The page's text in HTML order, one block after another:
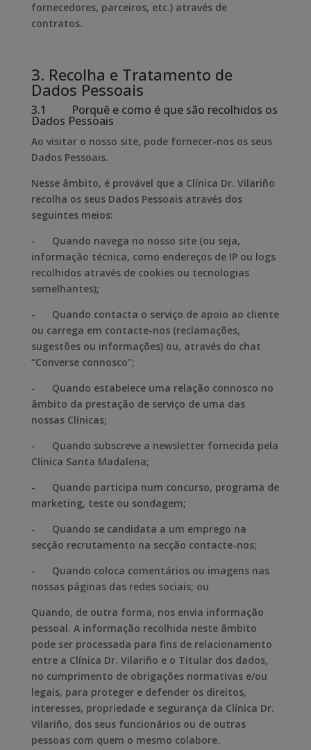
fornecedores, parceiros, etc.) através de
contratos.
3. Recolha e Tratamento de
Dados Pessoais
3.1 Porquê e como é que são recolhidos os
Dados Pessoais
Ao visitar o nosso site, pode fornecer-nos os seus
Dados Pessoais.
Nesse âmbito, é provável que a Clínica Dr. Vilariño
recolha os seus Dados Pessoais através dos
seguintes meios:
- Quando navega no nosso site (ou seja,
informação técnica, como endereços de IP ou logs
recolhidos através de cookies ou tecnologias
semelhantes);
- Quando contacta o serviço de apoio ao cliente
ou carrega em contacte-nos (reclamações,
sugestões ou informações) ou, através do chat
“Converse connosco”;
- Quando estabelece uma relação connosco no
âmbito da prestação de serviço de uma das
nossas Clínicas;
- Quando subscreve a newsletter fornecida pela
Clínica Santa Madalena;
- Quando participa num concurso, programa de
marketing, teste ou sondagem;
- Quando se candidata a um emprego na
secção recrutamento na secção contacte-nos;
- Quando coloca comentários ou imagens nas
nossas páginas das redes sociais; ou
Quando, de outra forma, nos envia informação
pessoal. A informação recolhida neste âmbito
pode ser processada para fins de relacionamento
entre a Clínica Dr. Vilariño e o Titular dos dados,
no cumprimento de obrigações normativas e/ou
legais, para proteger e defender os direitos,
interesses, propriedade e segurança da Clínica Dr.
Vilariño, dos seus funcionários ou de outras
pessoas com quem o mesmo colabore.